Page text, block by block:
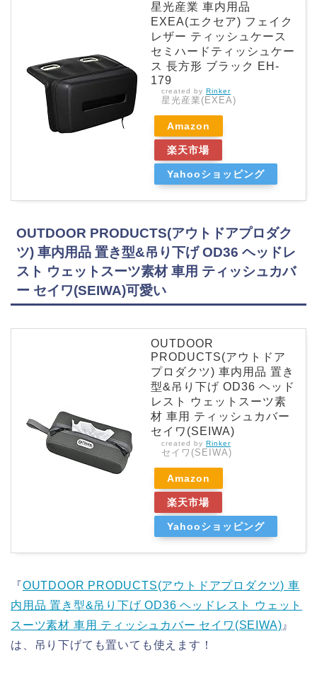
星光産業 車内用品
EXEA(エクセア) フェイク
レザー ティッシュケース
セミハードティッシュケー
ス 長方形 ブラック EH-
179
created by Rinker
星光産業(EXEA)
Amazon
楽天市場
Yahooショッピング
OUTDOOR PRODUCTS(アウトドアプロダク
ツ) 車内用品 置き型&吊り下げ OD36 ヘッドレ
スト ウェットスーツ素材 車用 ティッシュカバ
ー セイワ(SEIWA)可愛い
OUTDOOR
PRODUCTS(アウトドア
プロダクツ) 車内用品 置き
型&吊り下げ OD36 ヘッド
レスト ウェットスーツ素
材 車用 ティッシュカバー
セイワ(SEIWA)
created by Rinker
セイワ(SEIWA)
Amazon
楽天市場
Yahooショッピング
『OUTDOOR PRODUCTS(アウトドアプロダクツ) 車
内用品 置き型&吊り下げ OD36 ヘッドレスト ウェット
スーツ素材 車用 ティッシュカバー セイワ(SEIWA) 』
は、吊り下げても置いても使えます！